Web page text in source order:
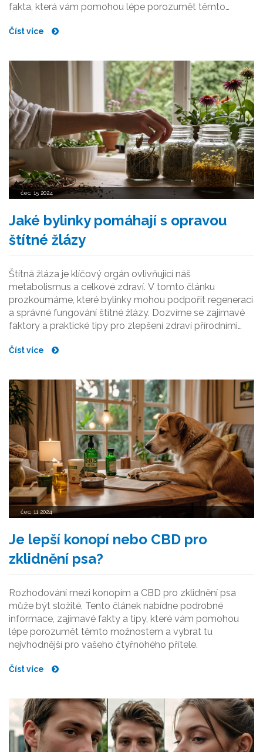
fakta, která vám pomohou lépe porozumět těmto
Číst více
čec, 15 2024
Jaké bylinky pomáhají s opravou
štítné žlázy
Štítná žláza je klíčový orgán ovlivňující náš
metabolismus a celkové zdraví. V tomto článku
prozkoumáme, které bylinky mohou podpořit regeneraci
a správné fungování štítné žlázy. Dozvíme se zajímavé
faktory a praktické tipy pro zlepšení zdraví přírodními
Číst více
čec, 11 2024
Je lepší konopí nebo CBD pro
zklidnění psa?
Rozhodování mezi konopím a CBD pro zklidnění psa
může být složité. Tento článek nabídne podrobné
informace, zajímavé fakty a tipy, které vám pomohou
lépe porozumět těmto možnostem a vybrat tu
nejvhodnější pro vašeho čtyřnohého přítele.
Číst více